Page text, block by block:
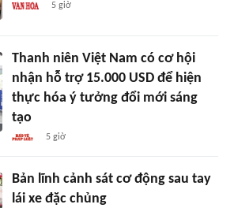
5 giờ
Thanh niên Việt Nam có cơ hội
nhận hỗ trợ 15.000 USD để hiện
thực hóa ý tưởng đổi mới sáng
tạo
5 giờ
Bản lĩnh cảnh sát cơ động sau tay
lái xe đặc chủng